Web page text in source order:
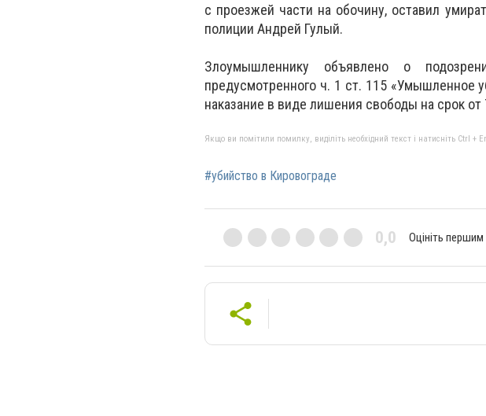
с проезжей части на обочину, оставил
полиции Андрей Гулый.
Злоумышленнику объявлено о
предусмотренного ч. 1 ст. 115 «Умышленное
наказание в виде лишения свободы на срок от
Якщо ви помітили помилку, виділіть необхідний текст і натисніть Ctrl +
#убийство в Кировограде
0,0 Оцініть першим